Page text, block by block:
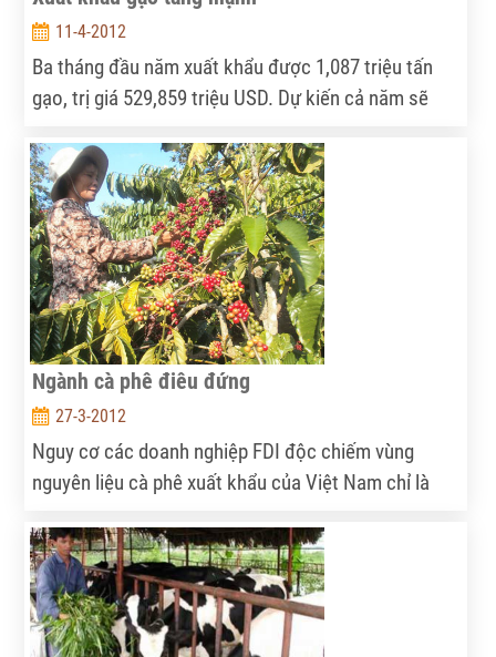
11-4-2012
Ba tháng đầu năm xuất khẩu được 1,087 triệu tấn
gạo, trị giá 529,859 triệu USD. Dự kiến cả năm sẽ
Ngành cà phê điêu đứng
27-3-2012
Nguy cơ các doanh nghiệp FDI độc chiếm vùng
nguyên liệu cà phê xuất khẩu của Việt Nam chỉ là
phê trong nước yếu về tài chính và quản trị.